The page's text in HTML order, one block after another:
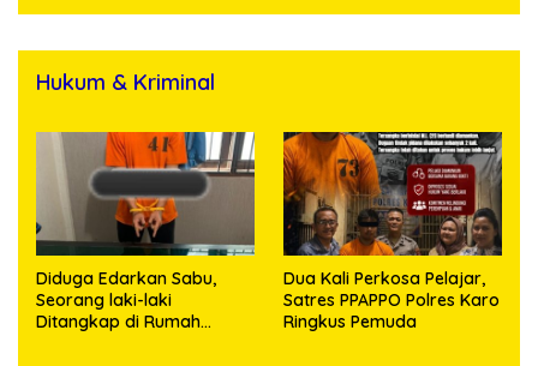
Hukum & Kriminal
Diduga Edarkan Sabu,
Seorang laki-laki
Ditangkap di Rumah
Dua Kali Perkosa Pelajar,
Satres PPAPPO Polres Karo
Ringkus Pemuda